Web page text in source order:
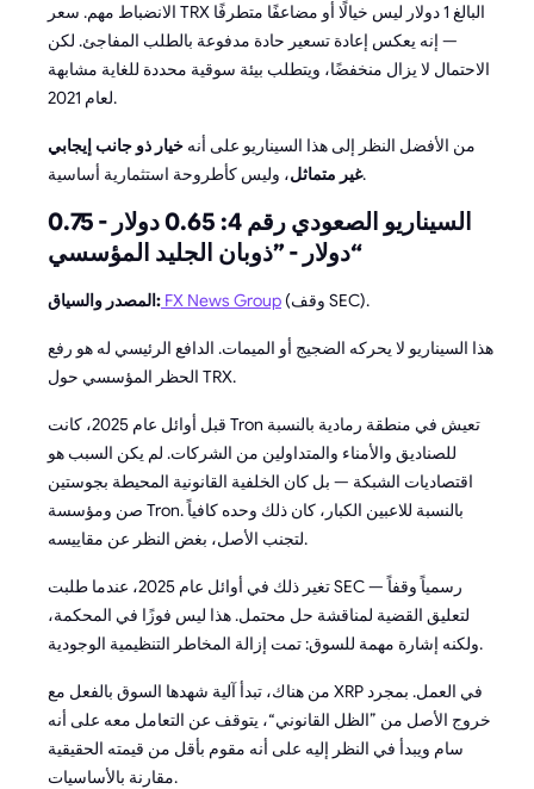
الانضباط مهم. سعر TRX البالغ 1 دولار ليس خيالًا أو مضاعفًا متطرفًا
— إنه يعكس إعادة تسعير حادة مدفوعة بالطلب المفاجئ. لكن
الاحتمال لا يزال منخفضًا، ويتطلب بيئة سوقية محددة للغاية مشابهة
لعام 2021.
من الأفضل النظر إلى هذا السيناريو على أنه خيار ذو جانب إيجابي
غير متماثل، وليس كأطروحة استثمارية أساسية.
السيناريو الصعودي رقم 4: 0.65 دولار - 0.75
دولار - ”ذوبان الجليد المؤسسي“
المصدر والسياق: FX News Group (وقف SEC).
هذا السيناريو لا يحركه الضجيج أو الميمات. الدافع الرئيسي له هو رفع
الحظر المؤسسي حول TRX.
قبل أوائل عام 2025، كانت Tron تعيش في منطقة رمادية بالنسبة
للصناديق والأمناء والمتداولين من الشركات. لم يكن السبب هو
اقتصاديات الشبكة — بل كان الخلفية القانونية المحيطة بجوستين
صن ومؤسسة Tron. بالنسبة للاعبين الكبار، كان ذلك وحده كافياً
لتجنب الأصل، بغض النظر عن مقاييسه.
تغير ذلك في أوائل عام 2025، عندما طلبت SEC رسمياً وقفاً —
لتعليق القضية لمناقشة حل محتمل. هذا ليس فوزًا في المحكمة،
ولكنه إشارة مهمة للسوق: تمت إزالة المخاطر التنظيمية الوجودية.
من هناك، تبدأ آلية شهدها السوق بالفعل مع XRP في العمل. بمجرد
خروج الأصل من ”الظل القانوني“، يتوقف عن التعامل معه على أنه
سام ويبدأ في النظر إليه على أنه مقوم بأقل من قيمته الحقيقية
مقارنة بالأساسيات.